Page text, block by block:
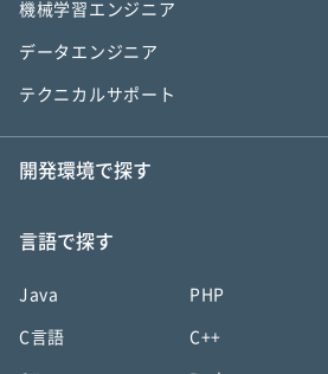
機械学習エンジニア
データエンジニア
テクニカルサポート
開発環境で探す
言語で探す
Java PHP
C言語 C++